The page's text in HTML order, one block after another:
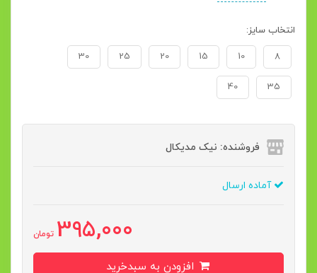
انتخاب سایز:
8
10
15
20
25
30
35
40
فروشنده: نیک مدیکال
آماده ارسال
395,000 تومان